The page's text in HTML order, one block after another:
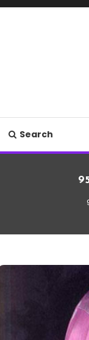
Search